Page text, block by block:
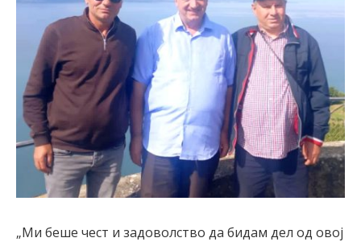
„Ми беше чест и задоволство да бидам дел од овој